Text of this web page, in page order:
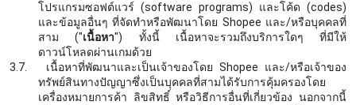
โปรแกรมซอฟต์แวร์ (software programs) และโค้ด (codes)
และข้อมูลอื่นๆ ที่จัดทำหรือพัฒนาโดย Shopee และ/หรือบุคคลที่
สาม ("เนื้อหา") ทั้งนี้ เนื้อหาจะรวมถึงบริการใดๆ ที่มีให้
ดาวน์โหลดผ่านเกมด้วย
3.7.
เนื้อหาที่พัฒนาและเป็นเจ้าของโดย Shopee และ/หรือเจ้าของ
ทรัพย์สินทางปัญญาซึ่งเป็นบุคคลที่สามได้รับการคุ้มครองโดย
เครื่องหมายการค้า ลิขสิทธิ์ หรือวิธีการอื่นที่เกี่ยวข้อง นอกจากนี้